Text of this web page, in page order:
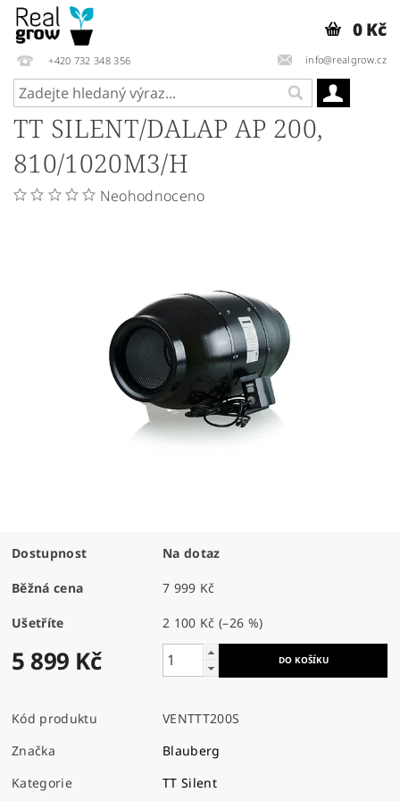
+420 732 348 356 info@realgrow.cz
0 Kč
TT SILENT/DALAP AP 200,
810/1020M3/H
Neohodnoceno
Dostupnost Na dotaz
Běžná cena 7 999 Kč
Ušetříte 2 100 Kč (–26 %)
5 899 Kč
Kód produktu
VENTTT200S
Značka
Blauberg
Kategorie
TT Silent